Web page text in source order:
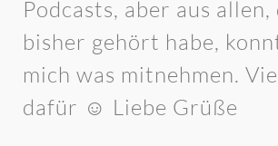
Podcasts, aber aus allen,
bisher gehört habe,
mich was mitnehmen.
dafür ☺️ Liebe Grüße